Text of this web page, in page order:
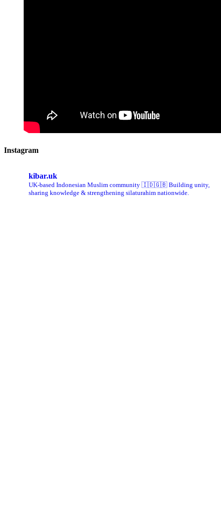
Instagram
kibar.uk
UK-based Indonesian Muslim community 🇮🇩🇬🇧 Building unity,
sharing knowledge & strengthening silaturahim nationwide.